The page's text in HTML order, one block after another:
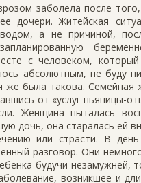
заболела после
дочери. Житейская
а не причиной,
с человеком,
абсолютным, не буду
же была такова.
от «услуг пьяницы-
Женщина пыталась
дочь, она старалась ей
или страсти. В
разговор. Они
будучи незамужней,
возникшее и